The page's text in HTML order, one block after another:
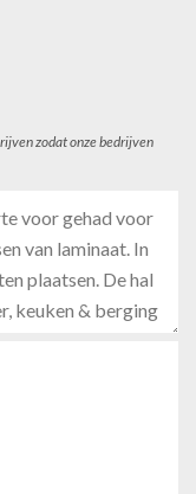
zodat onze bedrijven